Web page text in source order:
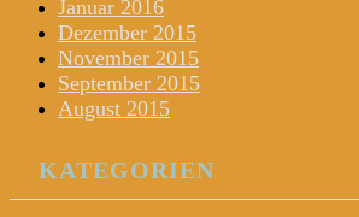
Januar 2016
Dezember 2015
November 2015
September 2015
August 2015
KATEGORIEN